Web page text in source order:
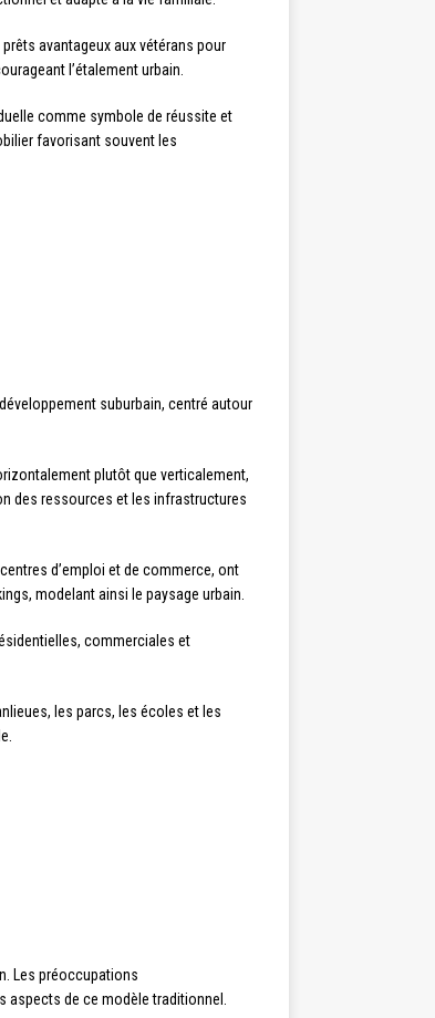
avantageux aux vétérans pour
l’étalement urbain.
comme symbole de réussite et
favorisant souvent les
suburbain, centré autour
plutôt que verticalement,
des ressources et les infrastructures
d’emploi et de commerce, ont
modelant ainsi le paysage urbain.
commerciales et
les parcs, les écoles et les
Les préoccupations
de ce modèle traditionnel.